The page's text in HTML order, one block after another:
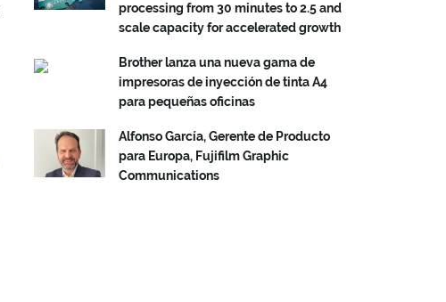
processing from 30 minutes to 2.5 and
scale capacity for accelerated growth
Brother lanza una nueva gama de
impresoras de inyección de tinta A4
para pequeñas oficinas
Alfonso García, Gerente de Producto
para Europa, Fujifilm Graphic
Communications